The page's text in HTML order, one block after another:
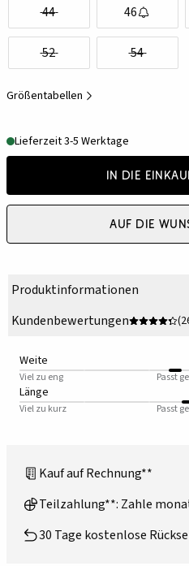
44 46
52 54
Größentabellen
Lieferzeit 3-5 Werktage
In die
Auf die
Produktinformationen
Kundenbewertungen
Weite
Viel zu eng Passt
Länge
Viel zu kurz Passt
Kauf auf Rechnung**
Teilzahlung**: Zahle
30 Tage kostenlose